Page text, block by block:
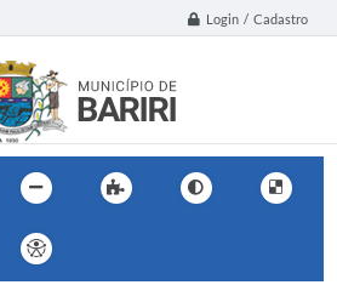
Login / Cadastro